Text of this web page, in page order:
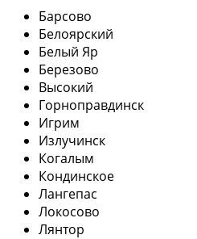
Барсово
Белоярский
Белый Яр
Березово
Высокий
Горноправдинск
Игрим
Излучинск
Когалым
Кондинское
Лангепас
Локосово
Лянтор